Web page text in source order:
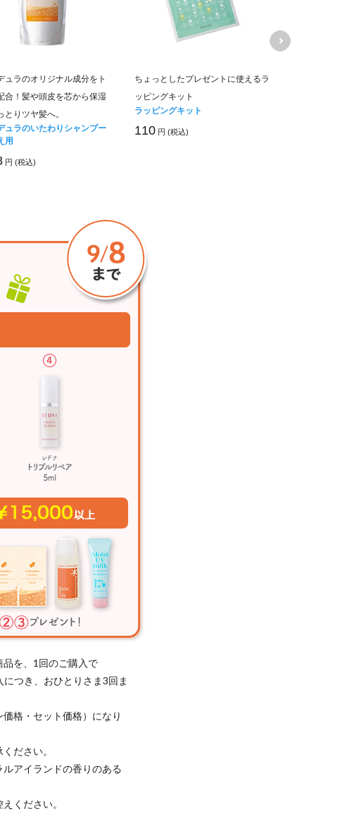
ュラのオリジナル成分をト
合！髪や頭皮を芯から保湿
とりツヤ髪へ。
ュラのいたわりシャンプー
用
円 (税込)
ちょっとしたプレゼントに使えるラ
ッピングキット
ラッピングキット
110 円 (税込)
を、1回のご購入で
つき、おひとりさま3回ま
格・セット価格）になり
ださい。
アイランドの香りのある
ください。